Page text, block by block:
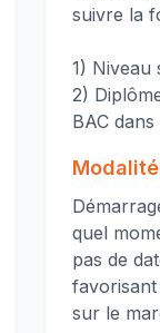
suivre la
1) Niveau
2)
BAC
quel
pas de
sur le